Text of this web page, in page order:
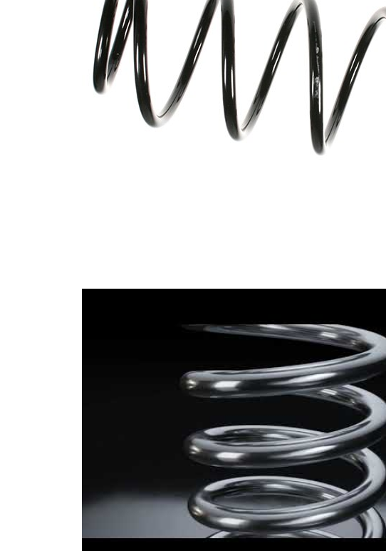
Tvar
pružiny
pružina s
konstatním
průměrem
Vnější
průměr
139 mm
Doplňkový
výrobek/
bez
pouzdra